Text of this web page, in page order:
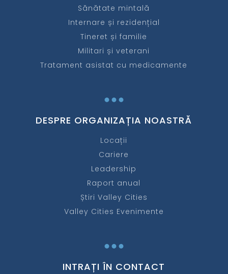
Sănătate mintală
Internare și rezidențial
Tineret și familie
Militari și veterani
Tratament asistat cu medicamente
...
DESPRE ORGANIZAȚIA NOASTRĂ
Locații
Cariere
Leadership
Raport anual
Știri Valley Cities
Valley Cities Evenimente
...
INTRAȚI ÎN CONTACT